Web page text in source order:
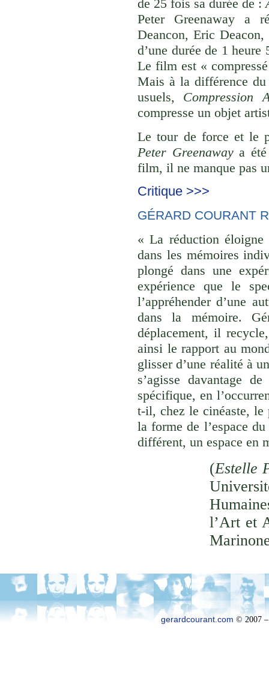
de 25 fois sa durée de :
Peter Greenaway a
Deancon, Eric
d’une durée de 1
Le film est «
Mais à la différence
usuels, Compression
compresse un objet
Le tour de force et le
Peter Greenawaya été
film, il ne manque pas
Critique >>>
GÉRARD COURANT
« La réduction
dans les mémoires
plongé dans une
expérience que le
l’appréhender d’une
dans la mémoire.
déplacement, il
ainsi le rapport au
glisser d’une réalité à
s’agisse davantage
spécifique, en
t-il, chez le cinéaste, le
la forme de l’espace
différent, un espace en
(Estelle
l’Art et
gerardcourant.com © 2007